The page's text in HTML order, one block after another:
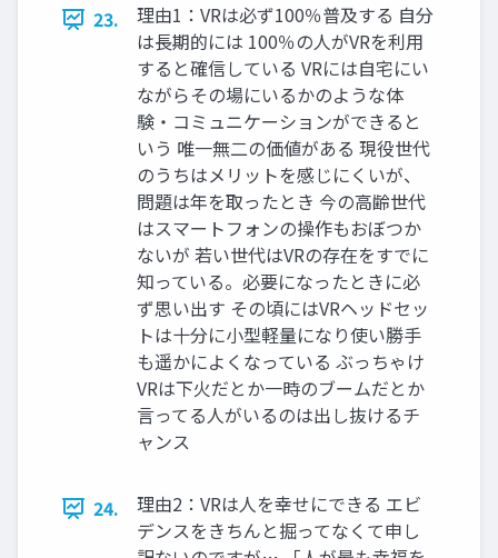
23.
理由1：VRは必ず100％普及する 自分
は長期的には 100％の人がVRを利用
すると確信している VRには自宅にい
ながらその場にいるかのような体
験・コミュニケーションができると
いう 唯一無二の価値がある 現役世代
のうちはメリットを感じにくいが、
問題は年を取ったとき 今の高齢世代
はスマートフォンの操作もおぼつか
ないが 若い世代はVRの存在をすでに
知っている。必要になったときに必
ず思い出す その頃にはVRヘッドセッ
トは十分に小型軽量になり使い勝手
も遥かによくなっている ぶっちゃけ
VRは下火だとか一時のブームだとか
言ってる人がいるのは出し抜けるチ
ャンス
24.
理由2：VRは人を幸せにできる エビ
デンスをきちんと掘ってなくて申し